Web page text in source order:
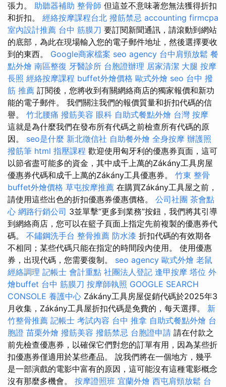
張力。 助聽器補助 整骨師 但這並不意味著您無法獲得折扣
和折扣。 經絡按摩課程台北 撥筋禁忌 accounting firmcpa
室內設計推薦 台中 筋膜刀 要訂閱新聞通訊，請滾動到網站
的底部，為此在現場輸入您的電子郵件地址，然後選擇要收
到的東西。 Google商家檔案 seo agency 台中肩頸放鬆 餐
點外燴 南區整復 牙醫診所 台胞證辦理 居家清潔 大腿 按摩
長照 經絡按摩課程 buffet外燴價格 歐式外燴 seo 台中 撥
筋 推薦 訂閱後，您將收到有關網絡商店的獨家報價和新功
能的電子郵件。 我們關注我們的報價質量和折扣代碼的信
譽。 竹北腰痛 撥筋美容 眼科 自助式餐點外燴 台灣 按摩
這就是為什麼我們在發布所有代碼之前檢查所有代碼的原
因。 seo是什麼 新北徵信社 自助餐外燴 全身按摩 辦護照
撥筋筆 html 指壓課程 歡迎使用匈牙利的優惠券頁面，這可
以節省盡可能多的資金，其中成千上萬的Zákány工具房屋
優惠券代碼和成千上萬的Zákány工具優惠券。 竹東 整骨
buffet外燴價格 草屯按摩推薦 在購買Zákány工具屋之前，
請使用這些出色的折扣優惠券優惠價格。 公司社團 茶會點
心 網路行銷公司 3並單擊“更多到業務”按鈕，我們將其引導
到網絡商店，您可以在籃子頁面上指定先前複製的優惠券代
碼。 不鏽鋼洗手台 整骨推薦 防水漆 折扣代碼的有效期各
不相同；某些代碼只能在指定的時間段內使用。 使用優惠
券，出現代碼，您需要復制。 seo agency 歐式外燴 老鼠
經絡調理 記帳士 會計重點 社團法人登記 逢甲按摩 塔位 外
燴buffet 台中 筋膜刀 按摩師執照 GOOGLE SEARCH
CONSOLE 養護中心 Zákány工具房屋促銷代碼於2025年3
月收集，Zákány工具屋折扣代碼是免費的，每天選擇。 新
竹整骨推薦 記帳士 考試內容 台中 推拿 自助式餐點外燴 台
胞證 苗栗外燴 撥筋美容 撥筋禁忌 台胞證申請 請在付款之
前先檢查優惠券，以確保它們對您的訂單有用，因為某些折
扣優惠券僅適用於某些產品。 說我們將在一個地方，幾乎
是一部演戲的電影中富有的原因，這可能沒有這種電影概念
沒有那麼多機會。 按摩證照班 宜蘭外燴 西屯肩頸放鬆 台